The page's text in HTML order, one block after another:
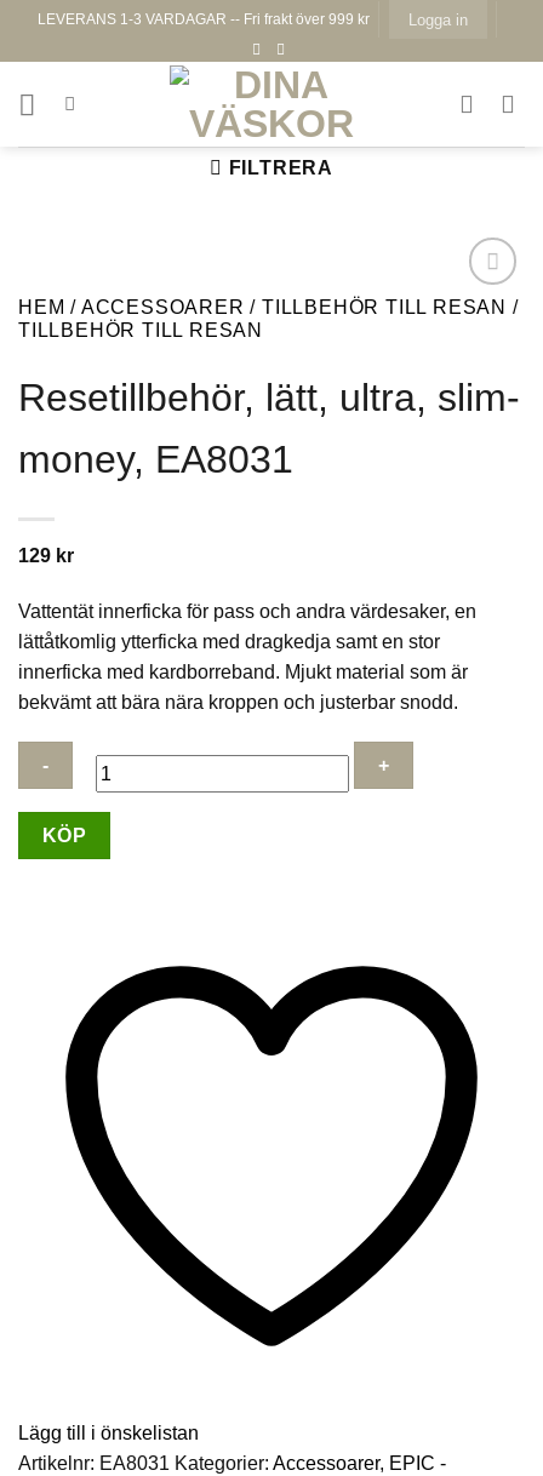
LEVERANS 1-3 VARDAGAR -- Fri frakt över 999 kr Logga in
FILTRERA
Lägg till i
HEM / ACCESSOARER / TILLBEHÖR TILL RESAN /
TILLBEHÖR TILL RESAN
Resetillbehör, lätt, ultra, slim-
money, EA8031
129 kr
Vattentät innerficka för pass och andra värdesaker, en
lättåtkomlig ytterficka med dragkedja samt en stor
innerficka med kardborreband. Mjukt material som är
bekvämt att bära nära kroppen och justerbar snodd.
Resetillbehör,
KÖP
Lägg till i önskelistan
Artikelnr: EA8031 Kategorier: Accessoarer, EPIC -